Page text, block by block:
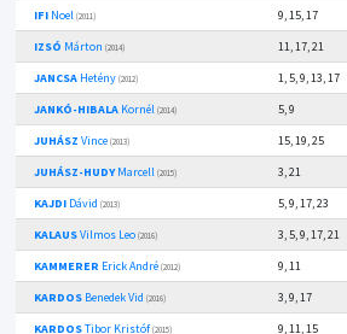
IFINoel (2011)
9, 15, 17
IZSÓ Márton (2014)
11, 17, 21
JANCSAHetény (2012)
1, 5, 9, 13, 17
JANKÓ-HIBALAKornél (2014)
5, 9
JUHÁSZ Vince (2013)
15, 19, 25
JUHÁSZ-HUDYMarcell (2015)
3, 21
KAJDIDávid (2013)
5, 9, 17, 23
KALAUSVilmos Leo (2016)
3, 5, 9, 17, 21
KAMMERER Erick André (2012)
9, 11
KARDOSBenedek Vid (2016)
3, 9, 17
KARDOSTibor Kristóf(2015)
9, 11, 15